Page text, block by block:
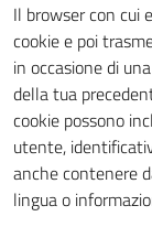
Il browser con cui
cookie e poi
in occasione di
della tua
cookie possono
utente,
anche contenere
lingua o